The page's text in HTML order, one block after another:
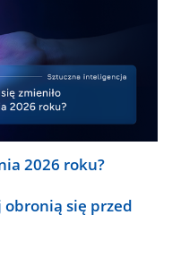
2026 roku?
obronią się przed